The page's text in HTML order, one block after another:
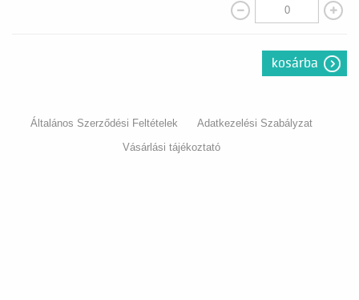
kosárba
Általános Szerződési Feltételek
Adatkezelési Szabályzat
Vásárlási tájékoztató